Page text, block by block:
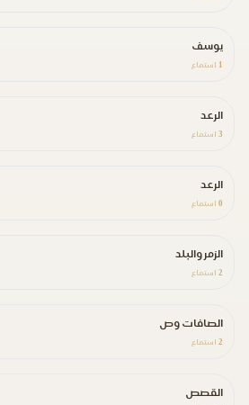
يوسف
1 استماع
الرعد
3 استماع
الرعد
0 استماع
الزمر والبلد
2 استماع
الصافات وص
2 استماع
القصص